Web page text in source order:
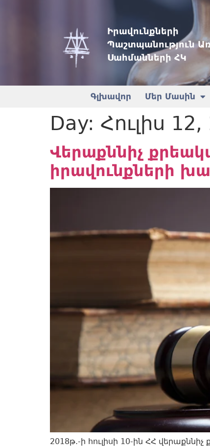
Իրավունքների
Պաշտպանություն
Սահմանների ՀԿ
Գլխավոր Մեր Մասին
Day: Հուլիս 12,
Վերաքննիչ
իրավունքների
2018թ.-ի հուլիսի 10-ին ՀՀ